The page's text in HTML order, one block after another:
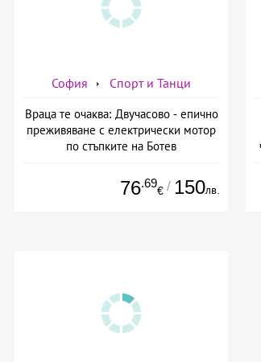
София Спорт и Танци
Враца те очаква: Двучасово - епично
преживяване с електрически мотор
по стъпките на Ботев
76.69
€ / 150лв.